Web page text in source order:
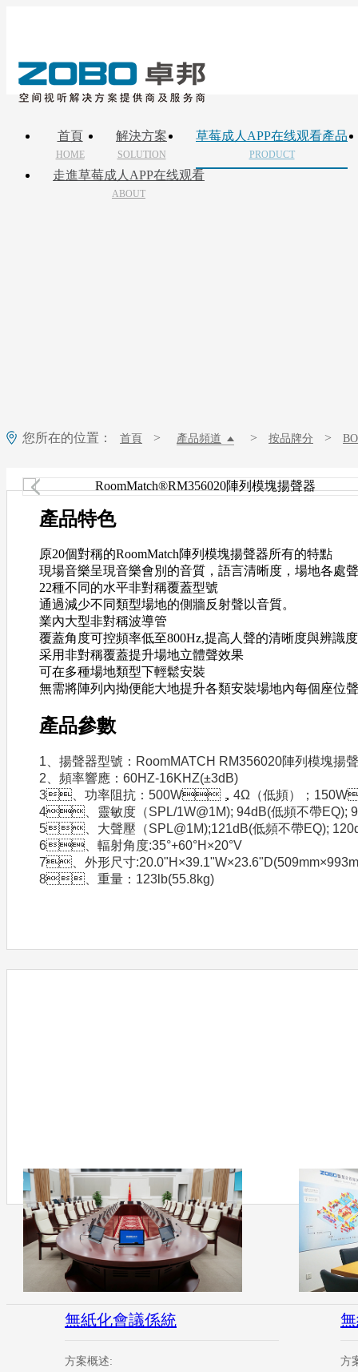
首頁
HOME
解決方案
SOLUTION
草莓成人APP在线观看產品
PRODUCT
走進草莓成人APP在线观看
ABOUT
您所在的位置： 首頁 > 產品頻道 > 按品牌分 >
產品特色
原20個對稱的RoomMatch陣列模塊揚聲器所有的特點
現場音樂呈現音樂會別的音質，語言清晰度，場地各處聲
22種不同的水平非對稱覆蓋型號
通過減少不同類型場地的側牆反射聲以音質。
業內大型非對稱波導管
覆蓋角度可控頻率低至800Hz,提高人聲的清晰度與辨識度
采用非對稱覆蓋提升場地立體聲效果
可在多種場地類型下輕鬆安裝
無需將陣列內拗便能大地提升各類安裝場地內每個座位聲
產品參數
1、揚聲器型號：RoomMATCH RM356020陣列模塊揚
2、頻率響應：60HZ-16KHZ(±3dB)
3、功率阻抗：500W，4Ω（低頻）；
4、靈敏度（SPL/1W@1M); 94dB(低頻不帶EQ);
5、大聲壓（SPL@1M);121dB(低頻不帶EQ);
6、輻射角度:35°+60°H×20°V
7、外形尺寸
8、重量：123lb(55.8kg)
無紙化會議係統
方案概述:
方